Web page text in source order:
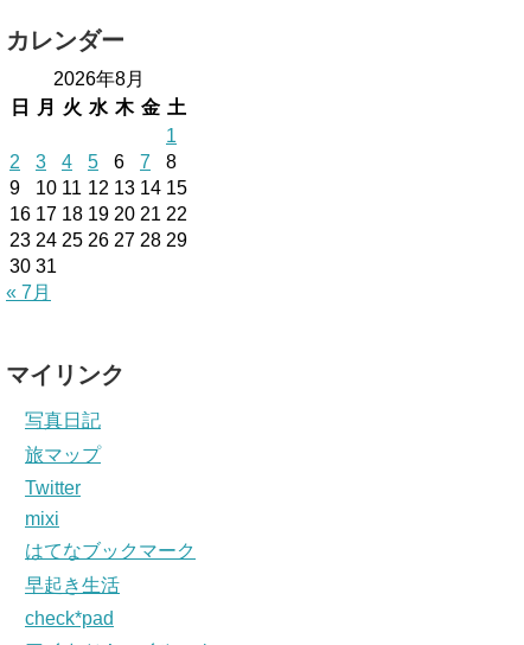
カレンダー
2026年8月
日
月 火 水 木 金 土
1
2
3 4 5 6 7
8
9
10 11 12 13 14 15
16 17 18 19 20 21 22
23 24 25 26 27 28 29
30 31
« 7月
マイリンク
写真日記
旅マップ
Twitter
mixi
はてなブックマーク
早起き生活
check*pad